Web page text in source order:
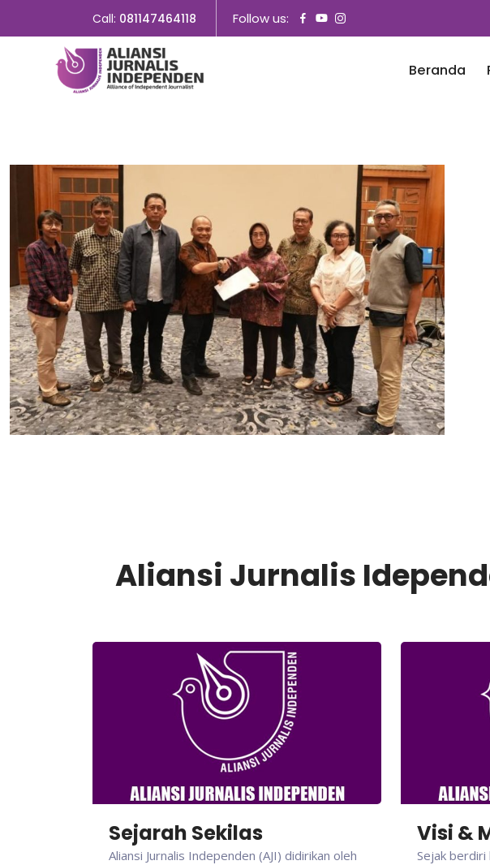
Call: 081147464118 Follow us:
Beranda
Aliansi Jurnalis
Sejarah Sekilas
Aliansi Jurnalis Independen (AJI) didirikan oleh
Visi &
Sejak berdiri